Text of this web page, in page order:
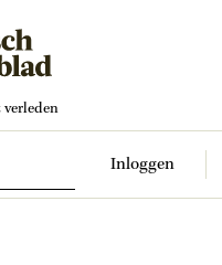
Inloggen